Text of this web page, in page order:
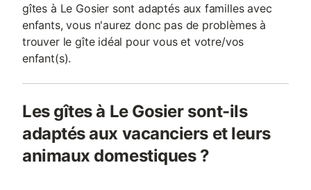
gîtes à Le Gosier sont adaptés aux familles avec
enfants, vous n'aurez donc pas de problèmes à
trouver le gîte idéal pour vous et votre/vos
enfant(s).
Les gîtes à Le Gosier sont-ils
adaptés aux vacanciers et leurs
animaux domestiques ?